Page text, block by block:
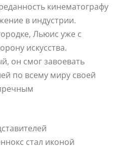
кинематографу
в индустрии.
Льюис уже с
искусства.
он смог завоевать
по всему миру своей
стал иконой